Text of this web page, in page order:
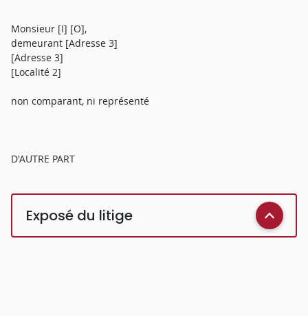
Monsieur [I] [O],
demeurant [Adresse 3]
[Adresse 3]
[Localité 2]
non comparant, ni représenté
D'AUTRE PART
Exposé du litige